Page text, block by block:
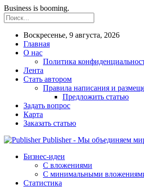
Business is booming.
Воскресенье, 9 августа, 2026
Главная
О нас
Политика
Лента
Стать автором
Правила написания и
Предложить статью
Задать вопрос
Карта
Заказать статью
Publisher - Мы объединяем
Бизнес-идеи
С вложениями
С минимальными
Статистика